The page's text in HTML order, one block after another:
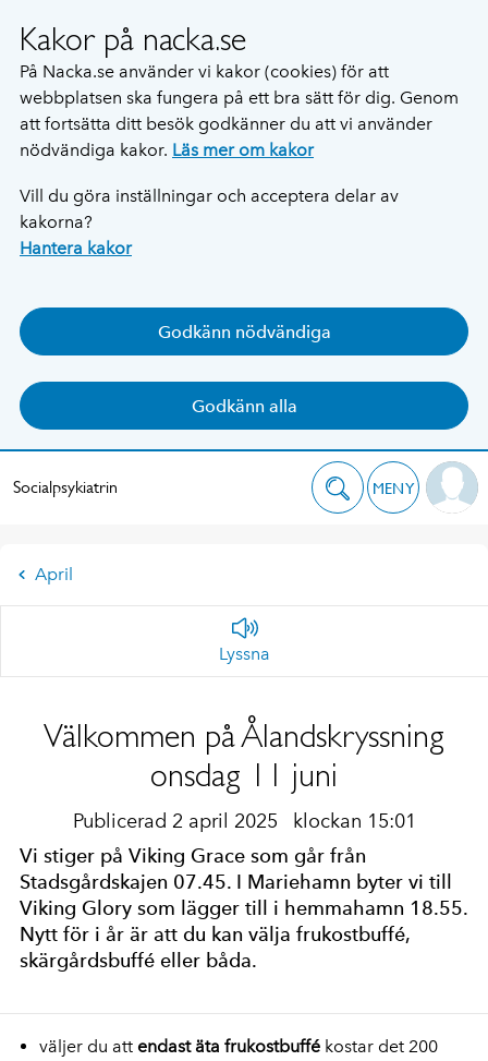
Kakor på nacka.se
På Nacka.se använder vi kakor (cookies) för att
webbplatsen ska fungera på ett bra sätt för dig. Genom
att fortsätta ditt besök godkänner du att vi använder
nödvändiga kakor. Läs mer om kakor
Vill du göra inställningar och acceptera delar av
kakorna?
Hantera kakor
Godkänn nödvändiga
Godkänn alla
Socialpsykiatrin MENY
April
Lyssna
Välkommen på Ålandskryssning
onsdag 11 juni
Publicerad 2 april 2025 klockan 15:01
Vi stiger på Viking Grace som går från
Stadsgårdskajen 07.45. I Mariehamn byter vi till
Viking Glory som lägger till i hemmahamn 18.55.
Nytt för i år är att du kan välja frukostbuffé,
skärgårdsbuffé eller båda.
väljer du att endast äta frukostbuffé kostar det 200